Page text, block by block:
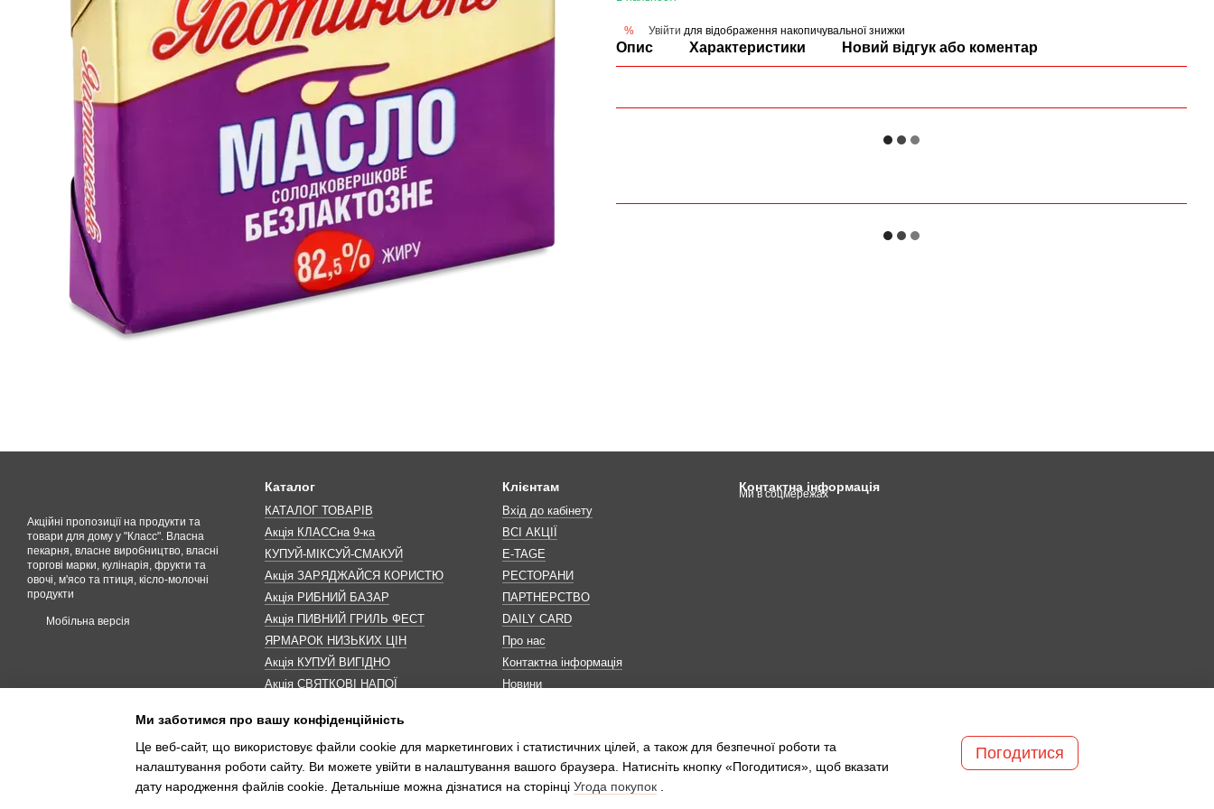
% Увійти для відображення накопичувальної знижки
Опис Характеристики Новий відгук або коментар
Акційні пропозиції на продукти та
товари для дому у "Класс". Власна
пекарня, власне виробництво, власні
торгові марки, кулінарія, фрукти та
овочі, м'ясо та птиця, кісло-молочні
продукти
Мобільна версія
Каталог
КАТАЛОГ ТОВАРІВ
Акція КЛАССна 9-ка
КУПУЙ-МІКСУЙ-СМАКУЙ
Акція ЗАРЯДЖАЙСЯ КОРИСТЮ
Акція РИБНИЙ БАЗАР
Акція ПИВНИЙ ГРИЛЬ ФЕСТ
ЯРМАРОК НИЗЬКИХ ЦІН
Акція КУПУЙ ВИГІДНО
Акція СВЯТКОВІ НАПОЇ
Акція ДО МАКОВЕЯ
ІНШІ АКЦІЇ
Клієнтам
Вхід до кабінету
ВСІ АКЦІЇ
E-TAGE
РЕСТОРАНИ
ПАРТНЕРСТВО
DAILY CARD
Про нас
Контактна інформація
Новини
Контактна інформація
Ми в соцмережах
Ми заботимся про вашу конфіденційність
Це веб-сайт, що використовує файли cookie для маркетингових і статистичних цілей, а також для безпечної роботи та
налаштування роботи сайту. Ви можете увійти в налаштування вашого браузера. Натисніть кнопку «Погодитися», щоб вказати
дату народження файлів cookie. Детальніше можна дізнатися на сторінці Угода покупок
Погодитися